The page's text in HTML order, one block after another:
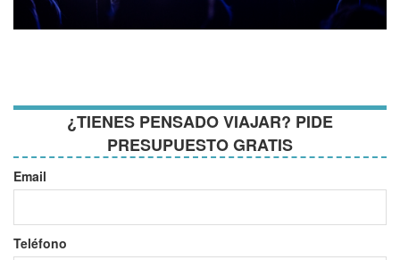
¿TIENES PENSADO VIAJAR? PIDE
PRESUPUESTO GRATIS
Email
Teléfono